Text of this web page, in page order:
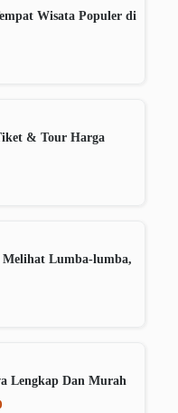
Wisata Populer di
& Tour Harga
Lumba-lumba,
Lengkap Dan Murah